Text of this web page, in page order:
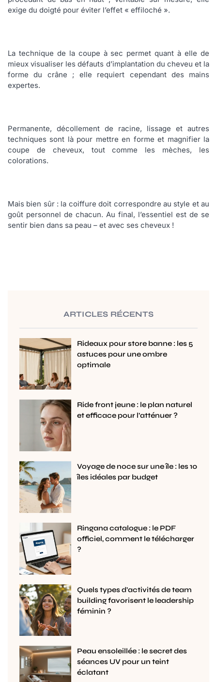
exige du doigté pour éviter l’effet « effiloché ».
La technique de la coupe à sec permet quant à elle de
mieux visualiser les défauts d’implantation du cheveu et la
forme du crâne ; elle requiert cependant des mains
expertes.
Permanente, décollement de racine, lissage et autres
techniques sont là pour mettre en forme et magnifier la
coupe de cheveux, tout comme les mèches, les
colorations.
Mais bien sûr : la coiffure doit correspondre au style et au
goût personnel de chacun. Au final, l’essentiel est de se
sentir bien dans sa peau – et avec ses cheveux !
ARTICLES RÉCENTS
Rideaux pour store banne : les 5
astuces pour une ombre
optimale
Ride front jeune : le plan naturel
et efficace pour l’atténuer ?
Voyage de noce sur une île : les 10
îles idéales par budget
Ringana catalogue : le PDF
officiel, comment le télécharger
?
Quels types d’activités de team
building favorisent le leadership
féminin ?
Peau ensoleillée : le secret des
séances UV pour un teint
éclatant